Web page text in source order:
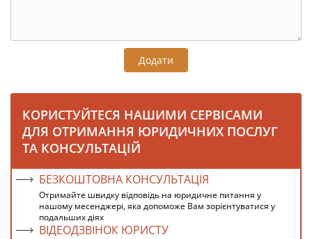
Додати
КОРИСТУЙТЕСЯ НАШИМИ СЕРВІСАМИ
ДЛЯ ОТРИМАННЯ ЮРИДИЧНИХ ПОСЛУГ
ТА КОНСУЛЬТАЦІЙ
БЕЗКОШТОВНА КОНСУЛЬТАЦІЯ
Отримайте швидку відповідь на юридичне питання у
нашому месенджері, яка допоможе Вам зорієнтуватися у
подальших діях
ВІДЕОДЗВІНОК ЮРИСТУ